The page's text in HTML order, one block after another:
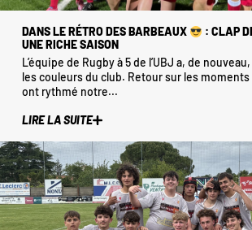
DANS LE RÉTRO DES BARBEAUX
: CLAP
UNE RICHE SAISON
L’équipe de Rugby à 5 de l’UBJ a, de
les couleurs du club. Retour sur les
ont rythmé notre...
LIRE LA SUITE